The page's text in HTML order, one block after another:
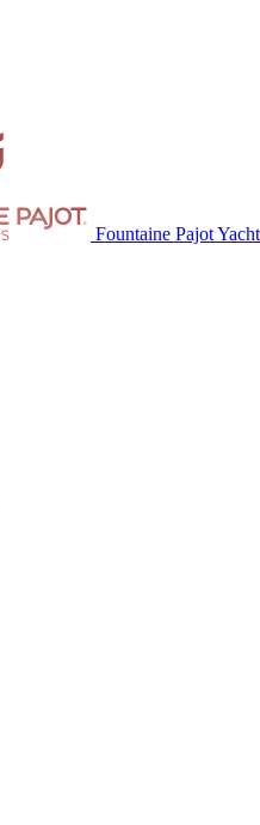
Fountaine Pajot